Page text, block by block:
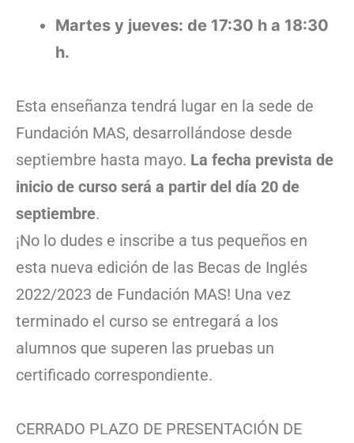
Martes y jueves: de 17:30 h a 18:30
h.
Esta enseñanza tendrá lugar en la sede de
Fundación MAS, desarrollándose desde
septiembre hasta mayo. La fecha prevista de
inicio de curso será a partir del día 20 de
septiembre.
¡No lo dudes e inscribe a tus pequeños en
esta nueva edición de las Becas de Inglés
2022/2023 de Fundación MAS! Una vez
terminado el curso se entregará a los
alumnos que superen las pruebas un
certificado correspondiente.
CERRADO PLAZO DE PRESENTACIÓN DE